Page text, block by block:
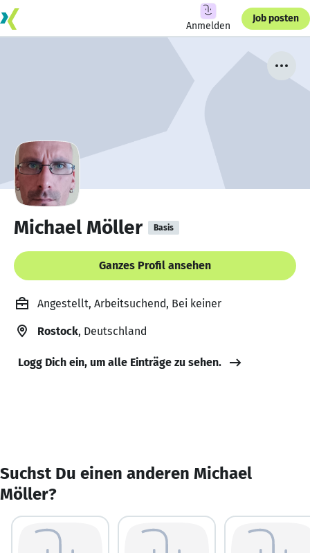
Anmelden
Job posten
Michael Möller Basis
Ganzes Profil ansehen
Angestellt, Arbeitsuchend, Bei keiner
Rostock, Deutschland
Logg Dich ein, um alle Einträge zu sehen.
Suchst Du einen anderen Michael
Möller?